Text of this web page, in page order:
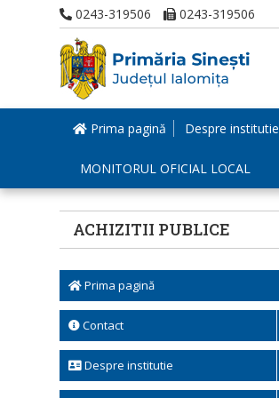
0243-319506 0243-319506
Prima pagină Despre institutie
MONITORUL OFICIAL LOCAL
ACHIZITII PUBLICE
Prima pagină
Contact
Despre institutie